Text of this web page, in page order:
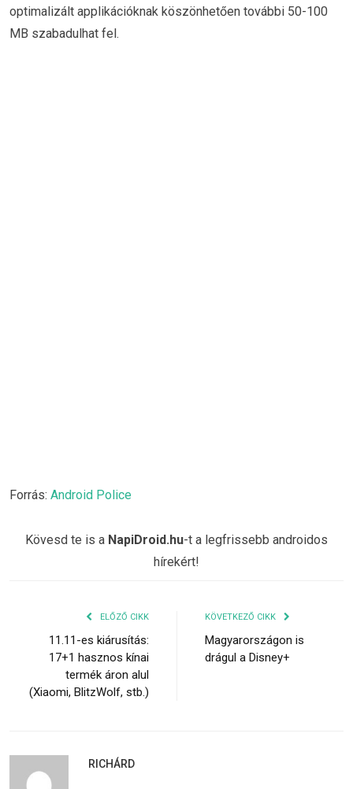
optimalizált applikációknak köszönhetően további 50-100
MB szabadulhat fel.
Forrás: Android Police
Kövesd te is a NapiDroid.hu-t a legfrissebb androidos
hírekért!
ELŐZŐ CIKK
11.11-es kiárusítás:
17+1 hasznos kínai
termék áron alul
(Xiaomi, BlitzWolf, stb.)
KÖVETKEZŐ CIKK
Magyarországon is
drágul a Disney+
RICHÁRD